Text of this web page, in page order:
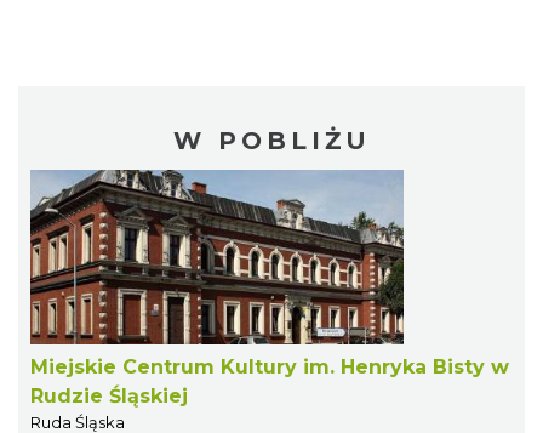
W POBLIŻU
Miejskie Centrum Kultury im. Henryka Bisty w
Rudzie Śląskiej
Ruda Śląska